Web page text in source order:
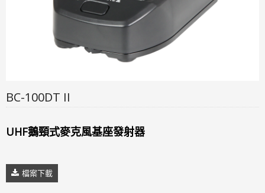
BC-100DT II
UHF鵝頸式麥克風基座發射器
檔案下載